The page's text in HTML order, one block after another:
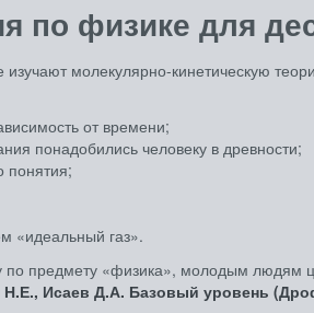
по физике для
молекулярно-кинетическую
от времени;
понадобились человеку в древности;
понятия;
«идеальный газ».
предмету «физика», молодым людям
Исаев Д.А. Базовый уровень